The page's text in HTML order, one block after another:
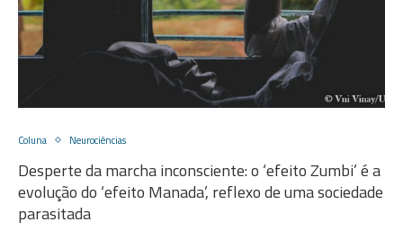
Coluna Neurociências
Desperte da marcha inconsciente: o ‘efeito Zumbi’ é a
evolução do ‘efeito Manada’, reflexo de uma sociedade
parasitada